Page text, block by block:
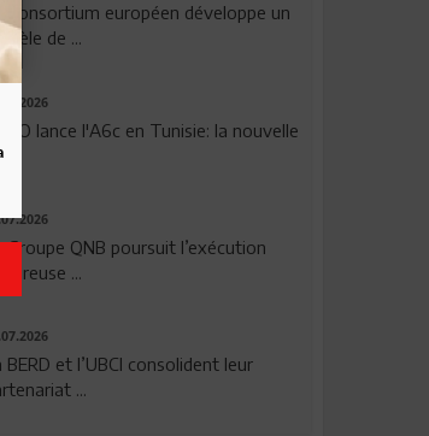
consortium européen développe un
de ...
lance l'A6c en Tunisie: la nouvelle
Groupe QNB poursuit l’exécution
...
BERD et l’UBCI consolident leur
...